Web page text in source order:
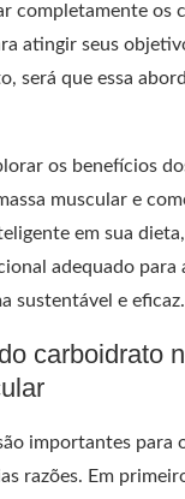
completamente os
atingir seus
será que essa
os benefícios
muscular e
em sua
adequado para
sustentável e eficaz.
carboidrato
importantes para
razões. Em